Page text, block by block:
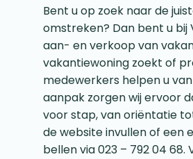
Bent u op zoek naar de
omstreken? Dan bent u bij
aan- en verkoop van
vakantiewoning zoekt of
medewerkers helpen u
aanpak zorgen wij ervoor
voor stap, van oriëntatie
de website invullen of een
bellen via 023 – 792 04